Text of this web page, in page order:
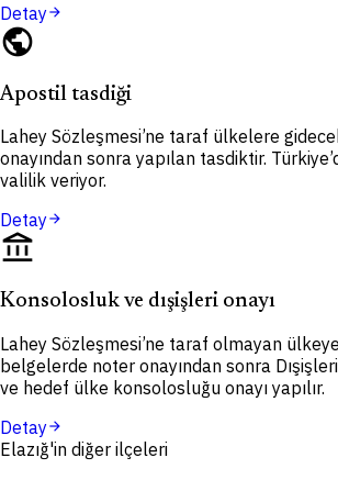
Detayarrow_forward
public
Apostil tasdiği
Lahey Sözleşmesi’ne taraf ülkelere
onayından sonra yapılan tasdiktir.
valilik veriyor.
Detayarrow_forward
account_balance
Konsolosluk ve dışişleri onayı
Lahey Sözleşmesi’ne taraf olmayan
belgelerde noter onayından sonra
ve hedef ülke konsolosluğu onayı yapılır.
Detayarrow_forward
Elazığ'in diğer ilçeleri